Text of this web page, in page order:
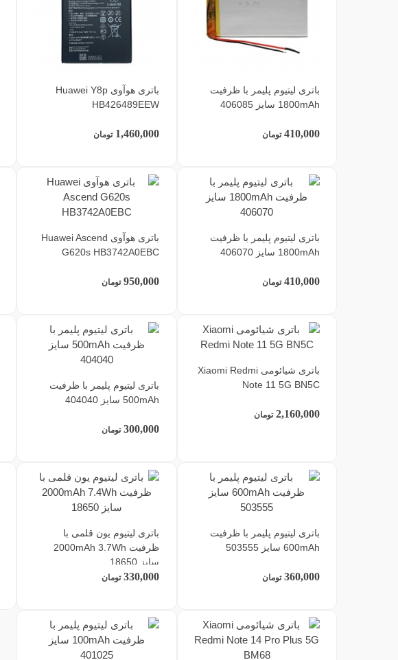
باتری لیتیوم پلیمر با ظرفیت
1800mAh سایز 406085
410,000 تومان
باتری هوآوی Huawei Y8p
HB426489EEW
1,460,000 تومان
باتری لیتیوم پلیمر با ظرفیت
1800mAh سایز 406070
410,000 تومان
باتری هوآوی Huawei Ascend
G620s HB3742A0EBC
950,000 تومان
باتری شیائومی Xiaomi Redmi
Note 11 5G BN5C
2,160,000 تومان
باتری لیتیوم پلیمر با ظرفیت
500mAh سایز 404040
300,000 تومان
باتری لیتیوم پلیمر با ظرفیت
600mAh سایز 503555
360,000 تومان
باتری لیتیوم یون قلمی با
ظرفیت 2000mAh 3.7Wh
سایز 18650
330,000 تومان